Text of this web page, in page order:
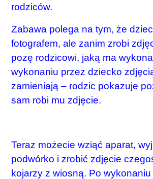
rodziców.
Zabawa polega na tym, że
fotografem, ale zanim zrobi
pozę rodzicowi, jaką ma
wykonaniu przez dziecko
zamieniają – rodzic pokazuje
sam robi mu zdjęcie.
Teraz możecie wziąć aparat,
podwórko i zrobić zdjęcie
kojarzy z wiosną. Po